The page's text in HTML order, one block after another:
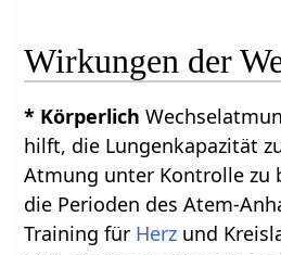
Wirkungen der
* Körperlich
hilft, die Lungenkapazität
Atmung unter Kontrolle zu
die Perioden des Atem-
Training für Herz und